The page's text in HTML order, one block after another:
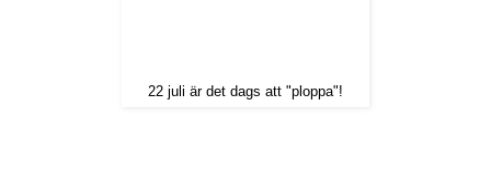
22 juli är det dags att "ploppa"!